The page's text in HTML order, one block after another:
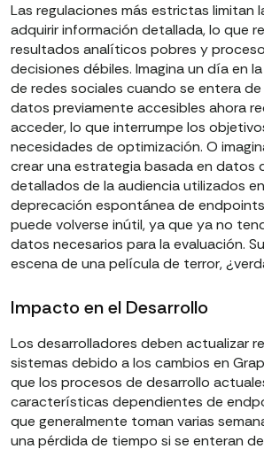
Las regulaciones más estrictas limitan
adquirir información detallada, lo que
resultados analíticos pobres y
decisiones débiles. Imagina un día en
de redes sociales cuando se entera
datos previamente accesibles ahora
acceder, lo que interrumpe los
necesidades de optimización. O
crear una estrategia basada en datos
detallados de la audiencia utilizados
deprecación espontánea de
puede volverse inútil, ya que ya no
datos necesarios para la evaluación.
escena de una película de terror,
Impacto en el Desarrollo
Los desarrolladores deben actualizar
sistemas debido a los cambios en
que los procesos de desarrollo
características dependientes de
que generalmente toman varias
una pérdida de tiempo si se enteran